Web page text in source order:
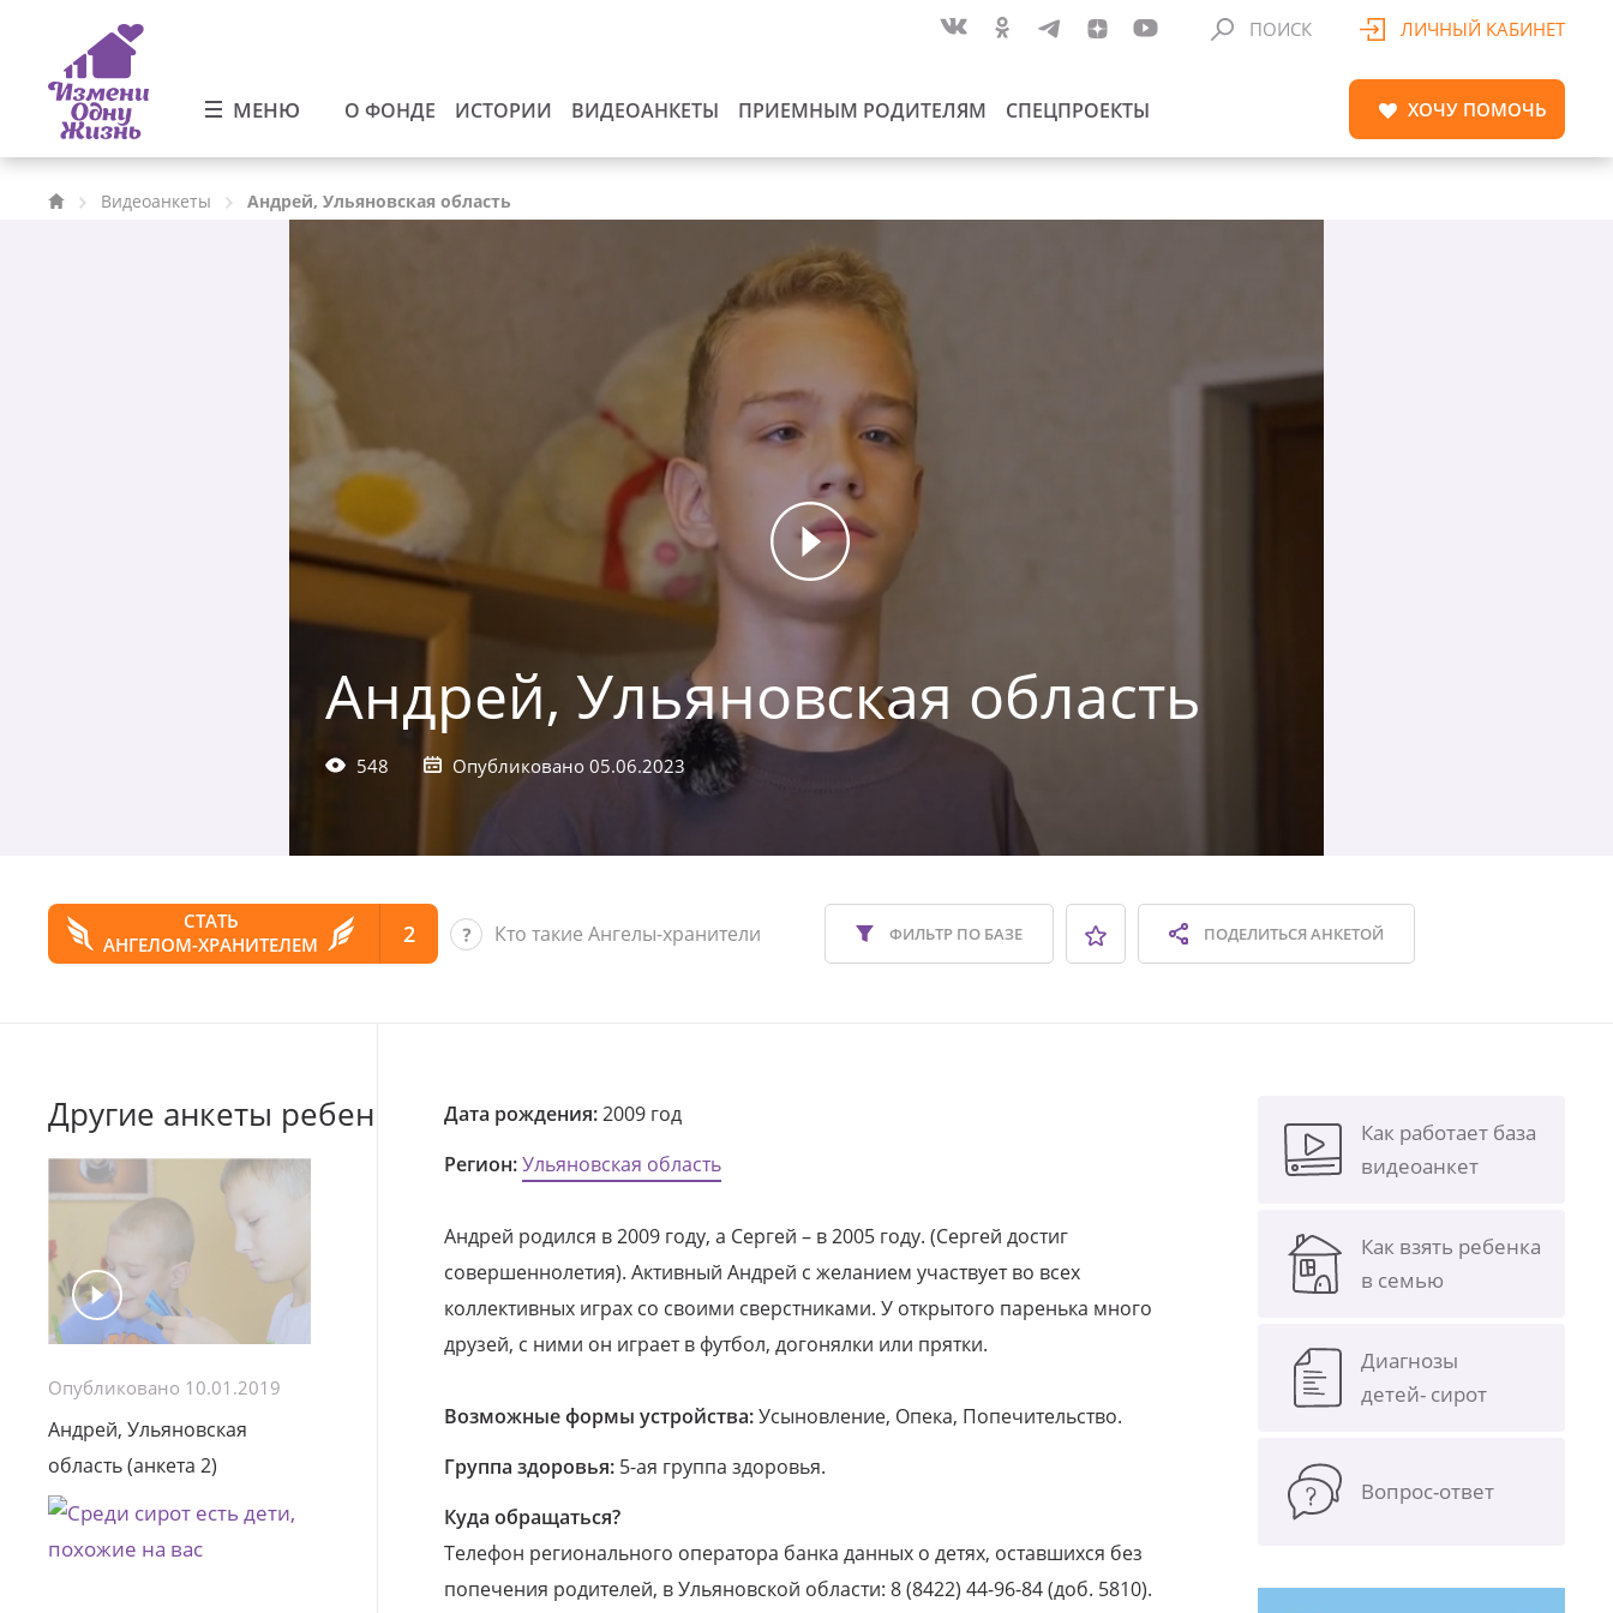
МЕНЮ О ФОНДЕ ИСТОРИИ ВИДЕОАНКЕТЫ ПРИЕМНЫМ РОДИТЕЛЯМ СПЕЦПРОЕКТЫ
ПОИСК ЛИЧНЫЙ КАБИНЕТ
ХОЧУ ПОМОЧЬ
Видеоанкеты Андрей, Ульяновская область
Андрей, Ульяновская область
548 Опубликовано 05.06.2023
СТАТЬ
АНГЕЛОМ-ХРАНИТЕЛЕМ
2 Кто такие Ангелы-хранители ПОДЕЛИТЬСЯАНКЕТОЙ
ФИЛЬТР ПО БАЗЕ
Другие анкеты ребенка
Опубликовано 10.01.2019
Андрей, Ульяновская
область (анкета 2)
Дата рождения:2009 год
Регион:Ульяновская область
Андрей родился в 2009 году, а Сергей – в 2005 году. (Сергей достиг
совершеннолетия). Активный Андрей с желанием участвует во всех
коллективных играх со своими сверстниками. У открытого паренька много
друзей, с ними он играет в футбол, догонялки или прятки.
Возможные формы устройства:Усыновление, Опека, Попечительство.
Группа здоровья: 5-ая группа здоровья.
Куда обращаться?
Телефон регионального оператора банка данных о детях, оставшихся без
попечения родителей, в Ульяновской области: 8 (8422) 44-96-84 (доб. 5810).
Как работает база
видеоанкет
Как взять ребенка
в семью
Диагнозы
детей- сирот
Вопрос-ответ